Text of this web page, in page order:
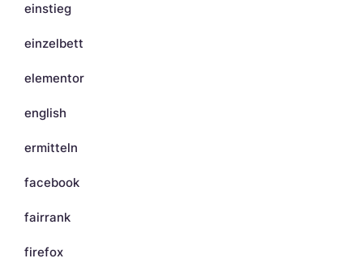
einstieg
einzelbett
elementor
english
ermitteln
facebook
fairrank
firefox